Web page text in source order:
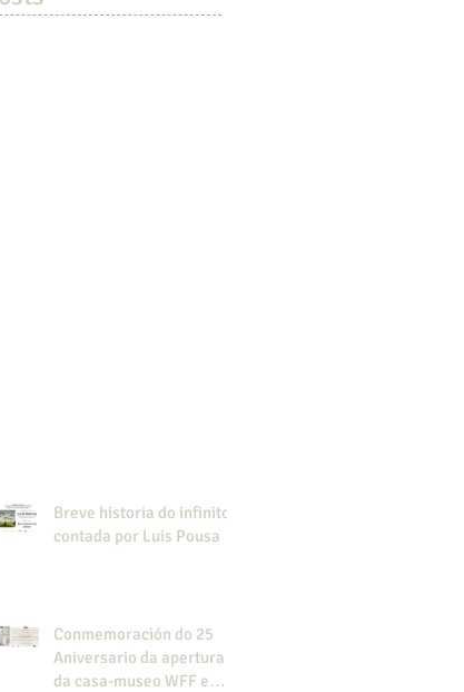
Breve historia do infinito,
contada por Luis Pousa
Conmemoración do 25
Aniversario da apertura
da casa-museo WFF e